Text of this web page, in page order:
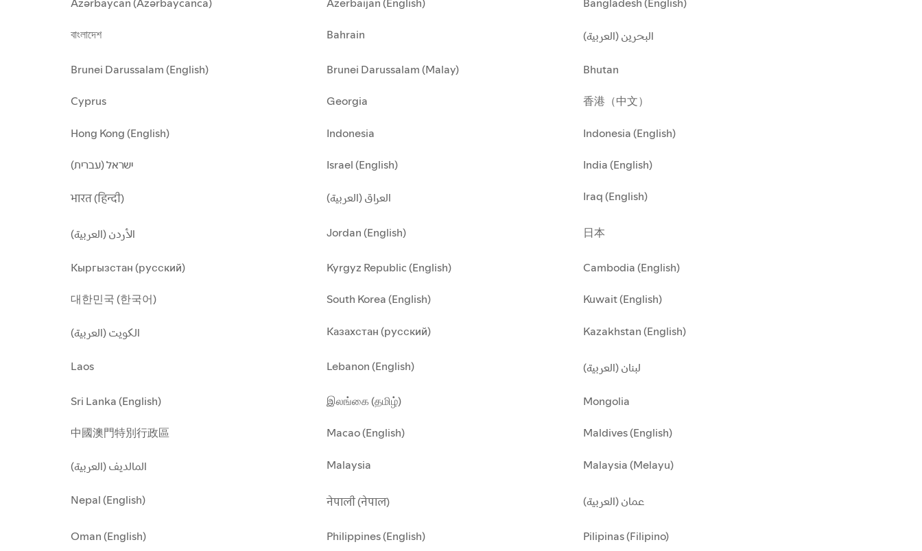
বাংলাদেশ Bahrain البحرين (العربية)
Brunei Darussalam (English) Brunei Darussalam (Malay) Bhutan
Cyprus Georgia 香港（中文）
Hong Kong (English) Indonesia Indonesia (English)
ישראל (עברית) Israel (English) India (English)
भारत (हिन्दी) العراق (العربية) Iraq (English)
الأردن (العربية) Jordan (English) 日本
Кыргызстан (русский) Kyrgyz Republic (English) Cambodia (English)
대한민국 (한국어) South Korea (English) Kuwait (English)
الكويت (العربية) Казахстан (русский) Kazakhstan (English)
Laos Lebanon (English) لبنان (العربية)
Sri Lanka (English) இலங்கை (தமிழ்) Mongolia
中國澳門特別行政區 Macao (English) Maldives (English)
المالديف (العربية) Malaysia Malaysia (Melayu)
Nepal (English) नेपाली (नेपाल) عمان (العربية)
Oman (English) Philippines (English) Pilipinas (Filipino)